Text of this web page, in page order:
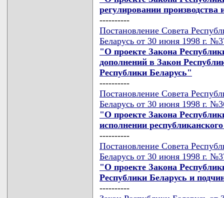
регулировании
----------
Постановление Совета
Беларусь от 30 июня 1998 г.
"О проекте Закона
дополнений в Закон
Республики Беларусь"
----------
Постановление Совета
Беларусь от 30 июня 1998 г.
"О проекте Закона
исполнении
----------
Постановление Совета
Беларусь от 30 июня 1998 г.
"О проекте Закона
Республики Беларусь и
----------